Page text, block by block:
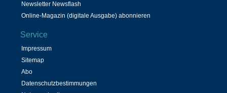
Newsletter Newsflash
Online-Magazin (digitale Ausgabe) abonnieren
Service
Impressum
Sitemap
Abo
Datenschutzbestimmungen